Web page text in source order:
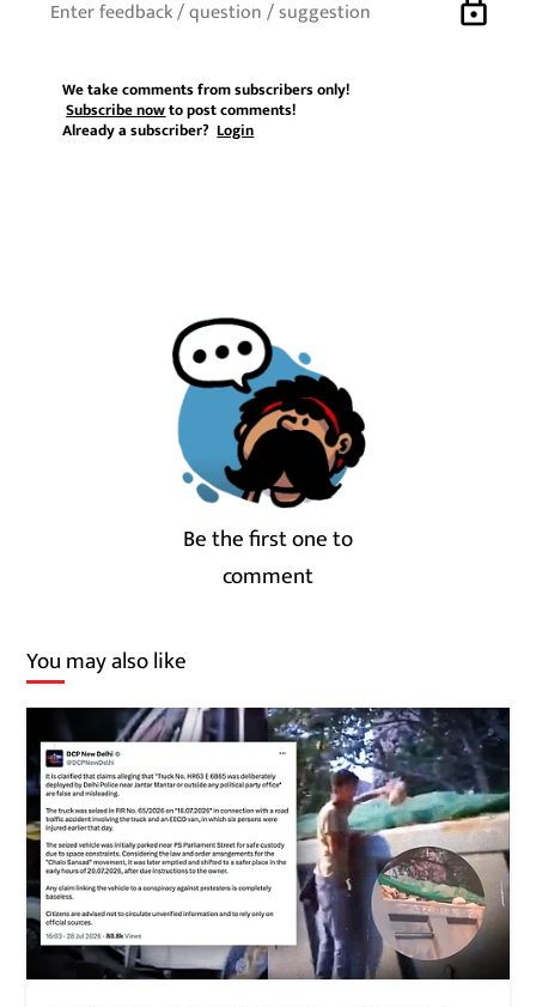
lock
We take comments from subscribers only!
Subscribe nowto post comments!
Already a subscriber?Login
Be the first one to
comment
You may also like